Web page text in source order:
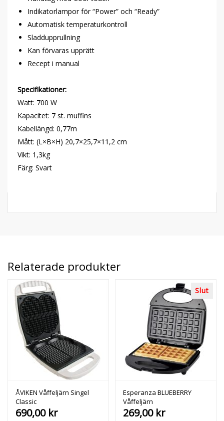
Indikatorlampor för “Power” och “Ready”
Automatisk temperaturkontroll
Sladdupprullning
Kan förvaras upprätt
Recept i manual
Specifikationer:
Watt: 700 W
Kapacitet: 7 st. muffins
Kabellängd: 0,77m
Mått: (L×B×H) 20,7×25,7×11,2 cm
Vikt: 1,3kg
Färg: Svart
Relaterade produkter
ÅVIKEN Våffeljärn Singel
Classic
690,00 kr
Slut
Esperanza BLUEBERRY
Våffeljärn
269,00 kr